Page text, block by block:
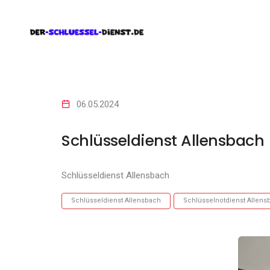
06.05.2024
Schlüsseldienst Allensbach
Schlüsseldienst Allensbach
Schlüsseldienst Allensbach Schlüsselnotdienst